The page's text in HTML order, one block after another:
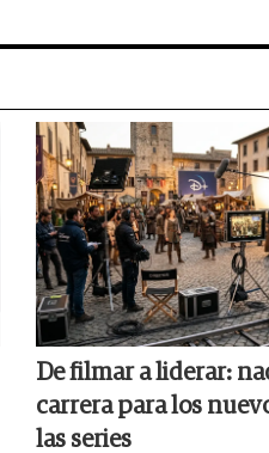
De filmar a liderar:
carrera para los
las series